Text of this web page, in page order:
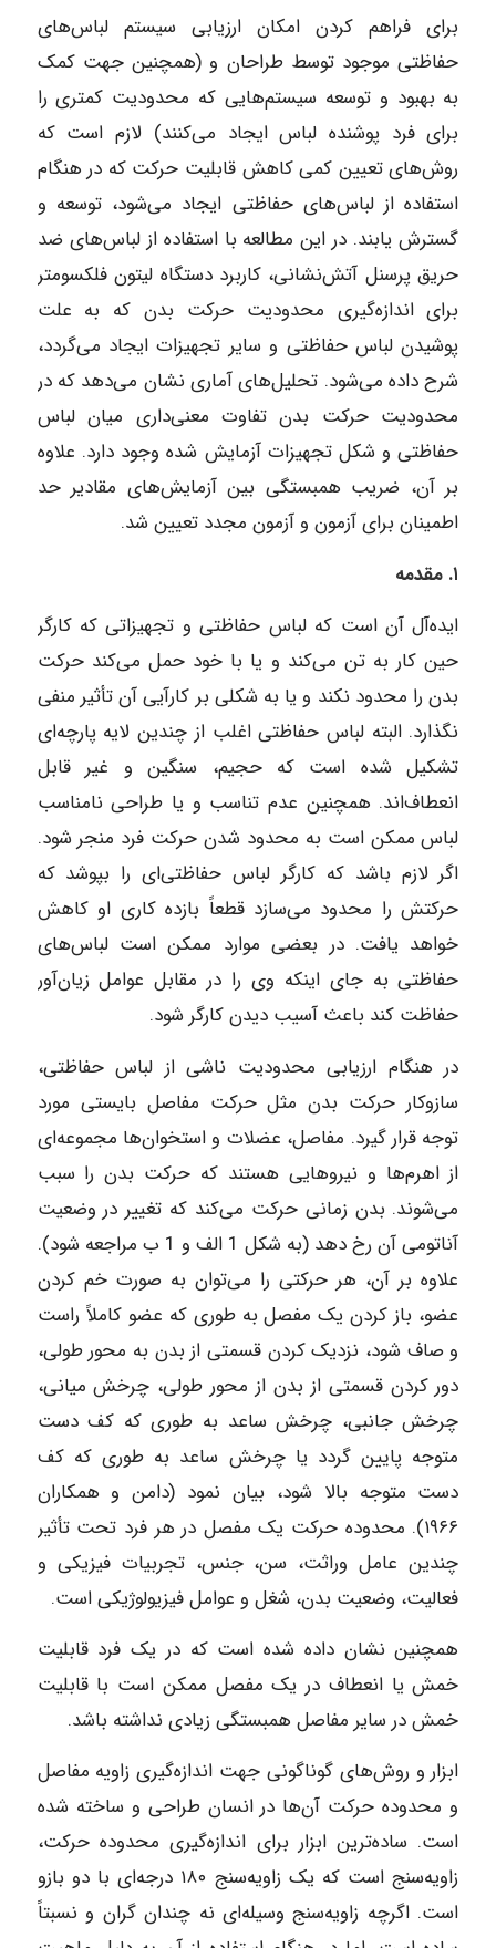
برای فراهم کردن امکان ارزیابی سیستم لباس‌های
حفاظتی موجود توسط طراحان و (همچنین جهت کمک
به بهبود و توسعه سیستم‌هایی که محدودیت کمتری را
برای فرد پوشنده لباس ایجاد می‌کنند) لازم است که
روش‌های تعیین کمی کاهش قابلیت حرکت که در هنگام
استفاده از لباس‌های حفاظتی ایجاد می‌شود، توسعه و
گسترش یابند. در این مطالعه با استفاده از لباس‌های ضد
حریق پرسنل آتش‌نشانی، کاربرد دستگاه لیتون فلکسومتر
برای اندازه‌گیری محدودیت حرکت بدن که به علت
پوشیدن لباس حفاظتی و سایر تجهیزات ایجاد می‌گردد،
شرح داده می‌شود. تحلیل‌های آماری نشان می‌دهد که در
محدودیت حرکت بدن تفاوت معنی‌داری میان لباس
حفاظتی و شکل تجهیزات آزمایش شده وجود دارد. علاوه
بر آن، ضریب همبستگی بین آزمایش‌های مقادیر حد
اطمینان برای آزمون و آزمون مجدد تعیین شد.
۱. مقدمه
ایده‌آل آن است که لباس حفاظتی و تجهیزاتی که کارگر
حین کار به تن می‌کند و یا با خود حمل می‌کند حرکت
بدن را محدود نکند و یا به شکلی بر کارآیی آن تأثیر منفی
نگذارد. البته لباس حفاظتی اغلب از چندین لایه پارچه‌ای
تشکیل شده است که حجیم، سنگین و غیر قابل
انعطاف‌اند. همچنین عدم تناسب و یا طراحی نامناسب
لباس ممکن است به محدود شدن حرکت فرد منجر شود.
اگر لازم باشد که کارگر لباس حفاظتی‌ای را بپوشد که
حرکتش را محدود می‌سازد قطعاً بازده کاری او کاهش
خواهد یافت. در بعضی موارد ممکن است لباس‌های
حفاظتی به جای اینکه وی را در مقابل عوامل زیان‌آور
حفاظت کند باعث آسیب دیدن کارگر شود.
در هنگام ارزیابی محدودیت ناشی از لباس حفاظتی،
سازوکار حرکت بدن مثل حرکت مفاصل بایستی مورد
توجه قرار گیرد. مفاصل، عضلات و استخوان‌ها مجموعه‌ای
از اهرم‌ها و نیروهایی هستند که حرکت بدن را سبب
می‌شوند. بدن زمانی حرکت می‌کند که تغییر در وضعیت
آناتومی آن رخ دهد (به شکل 1 الف و 1 ب مراجعه شود).
علاوه بر آن، هر حرکتی را می‌توان به صورت خم کردن
عضو، باز کردن یک مفصل به طوری که عضو کاملاً راست
و صاف شود، نزدیک کردن قسمتی از بدن به محور طولی،
دور کردن قسمتی از بدن از محور طولی، چرخش میانی،
چرخش جانبی، چرخش ساعد به طوری که کف دست
متوجه پایین گردد یا چرخش ساعد به طوری که کف
دست متوجه بالا شود، بیان نمود (دامن و همکاران
۱۹۶۶). محدوده حرکت یک مفصل در هر فرد تحت تأثیر
چندین عامل وراثت، سن، جنس، تجربیات فیزیکی و
فعالیت، وضعیت بدن، شغل و عوامل فیزیولوژیکی است.
همچنین نشان داده شده است که در یک فرد قابلیت
خمش یا انعطاف در یک مفصل ممکن است با قابلیت
خمش در سایر مفاصل همبستگی زیادی نداشته باشد.
ابزار و روش‌های گوناگونی جهت اندازه‌گیری زاویه مفاصل
و محدوده حرکت آن‌ها در انسان طراحی و ساخته شده
است. ساده‌ترین ابزار برای اندازه‌گیری محدوده حرکت،
زاویه‌سنج است که یک زاویه‌سنج ۱۸۰ درجه‌ای با دو بازو
است. اگرچه زاویه‌سنج وسیله‌ای نه چندان گران و نسبتاً